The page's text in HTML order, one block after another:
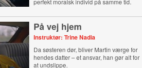
perfekt moralsk individ på samme tid.
På vej hjem
Instruktør: Trine Nadia
Da søsteren dør, bliver Martin værge for
hendes datter – et ansvar, han gør alt for
at undslippe.